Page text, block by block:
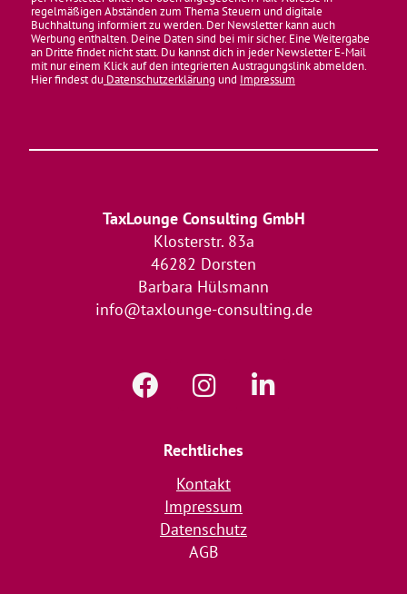
regelmäßigen Abständen zum Thema Steuern und digitale
Buchhaltung informiert zu werden. Der Newsletter kann auch
Werbung enthalten. Deine Daten sind bei mir sicher. Eine Weitergabe
an Dritte findet nicht statt. Du kannst dich in jeder Newsletter E-Mail
mit nur einem Klick auf den integrierten Austragungslink abmelden.
Hier findest du Datenschutzerklärung und Impressum
TaxLounge Consulting GmbH
Klosterstr. 83a
46282 Dorsten
Barbara Hülsmann
info@taxlounge-consulting.de
Rechtliches
Kontakt
Impressum
Datenschutz
AGB